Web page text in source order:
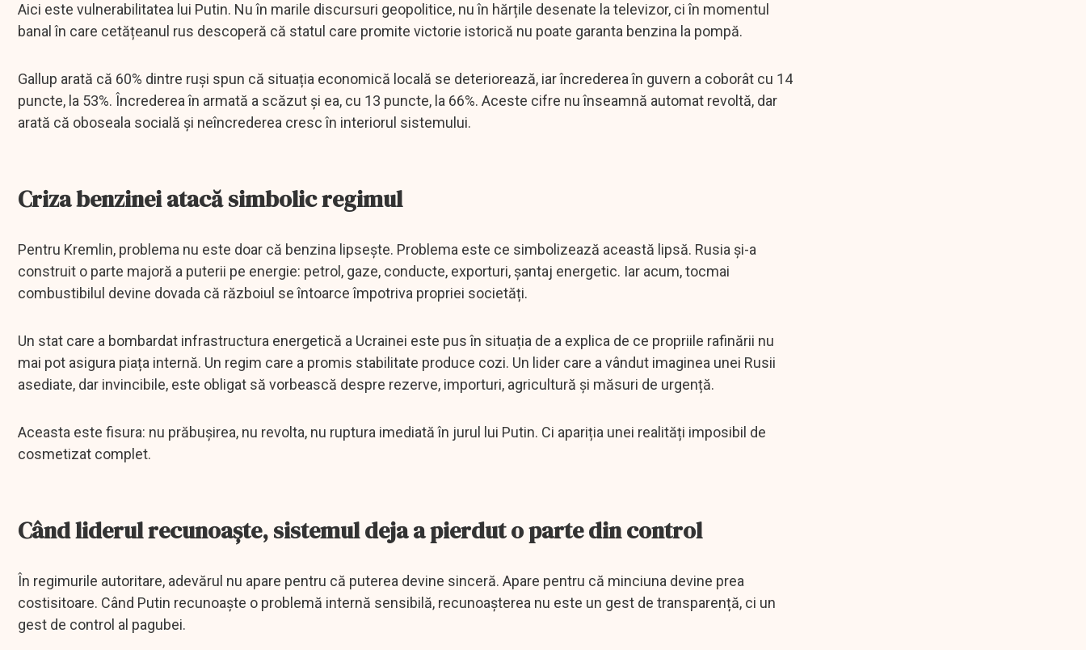
Aici este vulnerabilitatea lui Putin. Nu în marile discursuri geopolitice, nu în hărțile desenate la televizor, ci în momentul
banal în care cetățeanul rus descoperă că statul care promite victorie istorică nu poate garanta benzina la pompă.
Gallup arată că 60% dintre ruși spun că situația economică locală se deteriorează, iar încrederea în guvern a coborât cu 14
puncte, la 53%. Încrederea în armată a scăzut și ea, cu 13 puncte, la 66%. Aceste cifre nu înseamnă automat revoltă, dar
arată că oboseala socială și neîncrederea cresc în interiorul sistemului.
Criza benzinei atacă simbolic regimul
Pentru Kremlin, problema nu este doar că benzina lipsește. Problema este ce simbolizează această lipsă. Rusia și-a
construit o parte majoră a puterii pe energie: petrol, gaze, conducte, exporturi, șantaj energetic. Iar acum, tocmai
combustibilul devine dovada că războiul se întoarce împotriva propriei societăți.
Un stat care a bombardat infrastructura energetică a Ucrainei este pus în situația de a explica de ce propriile rafinării nu
mai pot asigura piața internă. Un regim care a promis stabilitate produce cozi. Un lider care a vândut imaginea unei Rusii
asediate, dar invincibile, este obligat să vorbească despre rezerve, importuri, agricultură și măsuri de urgență.
Aceasta este fisura: nu prăbușirea, nu revolta, nu ruptura imediată în jurul lui Putin. Ci apariția unei realități imposibil de
cosmetizat complet.
Când liderul recunoaște, sistemul deja a pierdut o parte din control
În regimurile autoritare, adevărul nu apare pentru că puterea devine sinceră. Apare pentru că minciuna devine prea
costisitoare. Când Putin recunoaște o problemă internă sensibilă, recunoașterea nu este un gest de transparență, ci un
gest de control al pagubei.